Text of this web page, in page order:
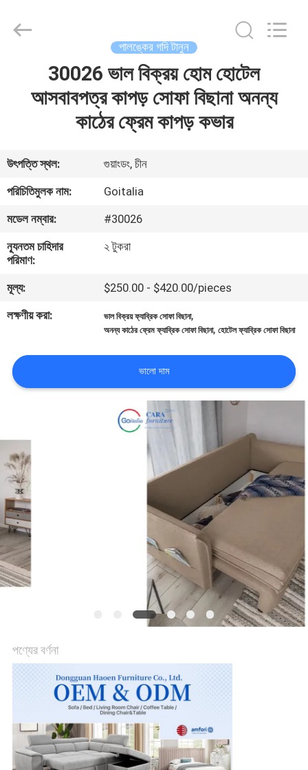
ভিডিও
সম্পর্কে
ভ্রমণ
নিয়ন্ত্রণ
করুন
খবর
মামলা
উদ্ধৃতির
সাইট
গোপনীয়তা
নীতি
Limited.
পালঙ্কের গদি টানুন
30026 ভাল বিক্রয় হোম হোটেল
আসবাবপত্র কাপড় সোফা বিছানা অনন্য
কাঠের ফ্রেম কাপড় কভার
উৎপত্তি স্থল:
গুয়াংডং, চীন
পরিচিতিমুলক নাম:
Goitalia
মডেল নম্বার:
#30026
ন্যূনতম চাহিদার
পরিমাণ:
২ টুকরা
মূল্য:
$250.00 - $420.00/pieces
লক্ষণীয় করা:
ভাল বিক্রয় ফ্যাব্রিক সোফা বিছানা,
অনন্য কাঠের ফ্রেম ফ্যাব্রিক সোফা বিছানা,হোটেল ফ্যাব্রিক সোফা বিছানা
ভালো দাম
পণ্যের বর্ণনা